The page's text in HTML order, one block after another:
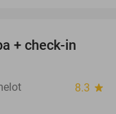
42%
+ check-in
8.3 star